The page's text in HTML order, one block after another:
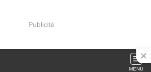
Publicité
MENU